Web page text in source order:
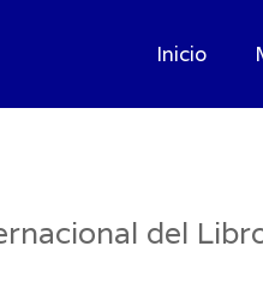
Inicio
del